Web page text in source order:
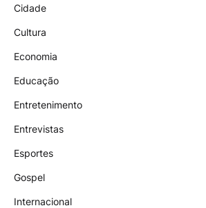
Cidade
Cultura
Economia
Educação
Entretenimento
Entrevistas
Esportes
Gospel
Internacional